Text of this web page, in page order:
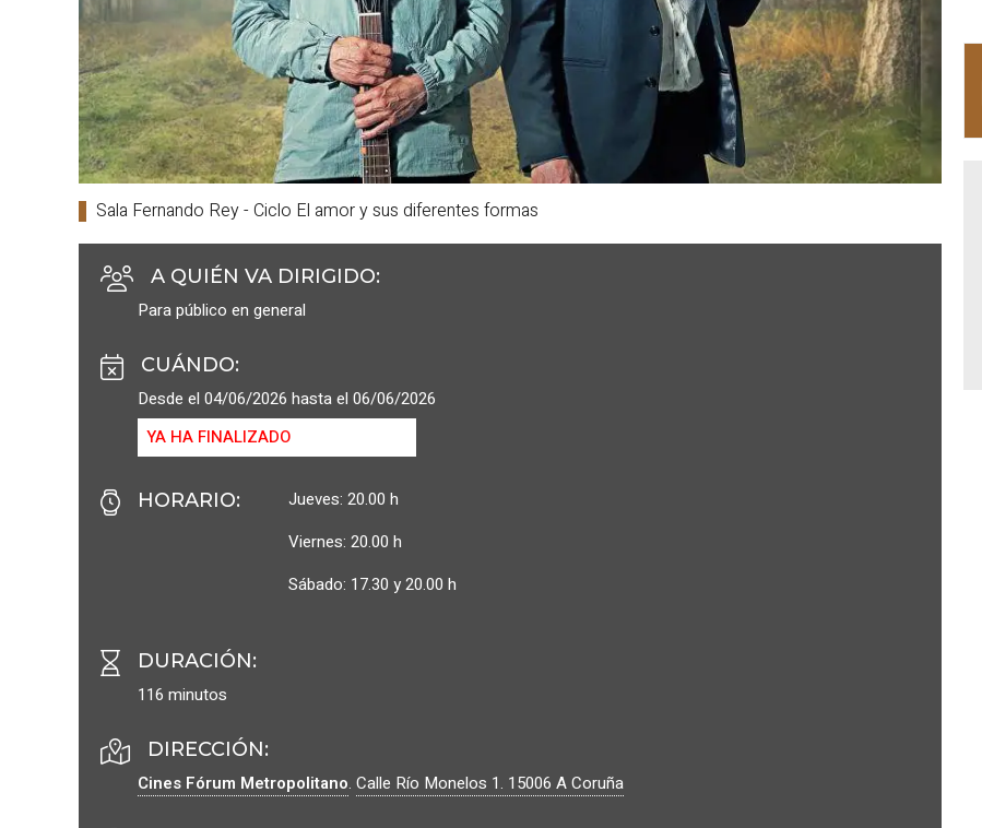
Sala Fernando Rey - Ciclo El amor y sus diferentes formas
A QUIÉN VA DIRIGIDO:
Para público en general
CUÁNDO:
Desde el 04/06/2026 hasta el 06/06/2026
YA HA FINALIZADO
HORARIO:
Jueves: 20.00 h
Viernes: 20.00 h
Sábado: 17.30 y 20.00 h
DURACIÓN:
116 minutos
DIRECCIÓN:
Cines Fórum Metropolitano. Calle Río Monelos 1. 15006 A Coruña